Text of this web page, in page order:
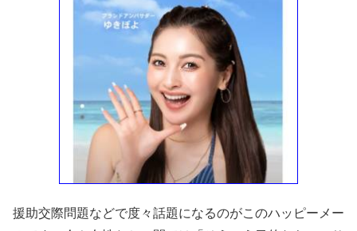
援助交際問題などで度々話題になるのがこのハッピーメー